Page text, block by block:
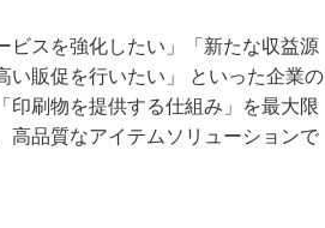
ビスを強化したい」「新たな収益源
い販促を行いたい」 といった企業の
印刷物を提供する仕組み」を最大限
高品質なアイテムソリューションで